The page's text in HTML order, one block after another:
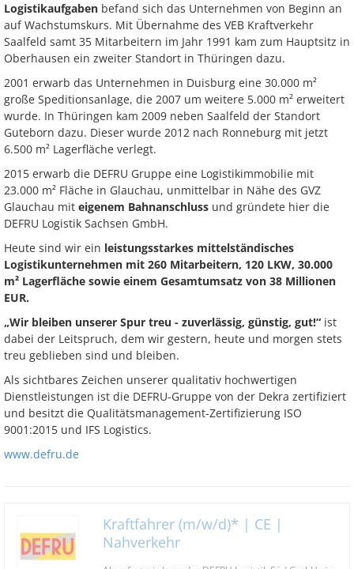
Logistikaufgaben befand sich das Unternehmen von Beginn an
auf Wachstumskurs. Mit Übernahme des VEB Kraftverkehr
Saalfeld samt 35 Mitarbeitern im Jahr 1991 kam zum Hauptsitz in
Oberhausen ein zweiter Standort in Thüringen dazu.
2001 erwarb das Unternehmen in Duisburg eine 30.000 m²
große Speditionsanlage, die 2007 um weitere 5.000 m² erweitert
wurde. In Thüringen kam 2009 neben Saalfeld der Standort
Guteborn dazu. Dieser wurde 2012 nach Ronneburg mit jetzt
6.500 m² Lagerfläche verlegt.
2015 erwarb die DEFRU Gruppe eine Logistikimmobilie mit
23.000 m² Fläche in Glauchau, unmittelbar in Nähe des GVZ
Glauchau mit eigenem Bahnanschluss und gründete hier die
DEFRU Logistik Sachsen GmbH.
Heute sind wir ein leistungsstarkes mittelständisches
Logistikunternehmen mit 260 Mitarbeitern, 120 LKW, 30.000
m² Lagerfläche sowie einem Gesamtumsatz von 38 Millionen
EUR.
„Wir bleiben unserer Spur treu - zuverlässig, günstig, gut!“ ist
dabei der Leitspruch, dem wir gestern, heute und morgen stets
treu geblieben sind und bleiben.
Als sichtbares Zeichen unserer qualitativ hochwertigen
Dienstleistungen ist die DEFRU-Gruppe von der Dekra zertifiziert
und besitzt die Qualitätsmanagement-Zertifizierung ISO
9001:2015 und IFS Logistics.
www.defru.de
Kraftfahrer (m/w/d)* | CE |
Nahverkehr